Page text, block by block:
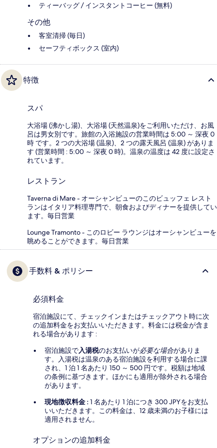
ティーバッグ / インスタントコーヒー (無料)
その他
客室清掃 (毎日)
セーフティボックス (室内)
特徴
スパ
大浴場 (沸かし湯)、大浴場 (天然温泉)をご利用いただけ、お風
呂は男女別です。旅館の入浴施設の営業時間は 5:00 ～ 深夜 0
時 です。2 つの大浴場 (温泉)、2 つの露天風呂 (温泉) がありま
す (営業時間 : 5:00 ～ 深夜 0 時)。温泉の温度は 42 度に設定さ
れています。
レストラン
Taverna di Mare - オーシャンビューのこのビュッフェ レスト
ランはイタリア料理専門で、朝食およびディナーを提供してい
ます。毎日営業
Lounge Tramonto - このロビー ラウンジはオーシャンビューを
眺めることができます。毎日営業
手数料 & ポリシー
必須料金
宿泊施設にて、チェックインまたはチェックアウト時に次
の追加料金をお支払いいただきます。料金には税金が含ま
れる場合があります :
宿泊施設で入湯税のお支払いが必要な場合がありま
す。入湯税は温泉のある宿泊施設を利用する場合に課
され、1 泊 1 名あたり 150 ～ 500 円です。税額は地域
の条例に基づきます。ほかにも適用が除外される場合
があります。
現地徴収料金 : 1 名あたり 1 泊につき 300 JPYをお支払
いいただきます。この料金は、12 歳未満のお子様には
適用されません。
オプションの追加料金